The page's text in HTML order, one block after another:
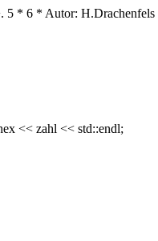
5 * 6 * Autor: H.Drachenfels
<< zahl << std::endl;